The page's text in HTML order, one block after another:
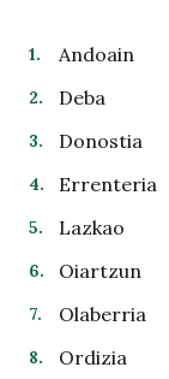
Andoain
Deba
Donostia
Errenteria
Lazkao
Oiartzun
Olaberria
Ordizia